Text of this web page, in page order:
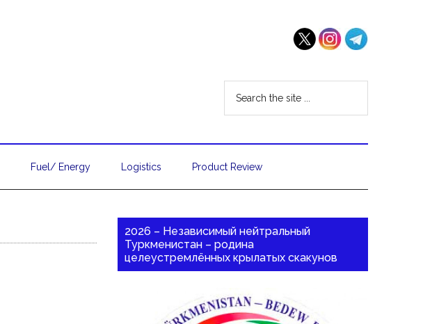
Fuel/ Energy Logistics Product Review
2026 – Независимый нейтральный
Туркменистан – родина
целеустремлённых крылатых скакунов